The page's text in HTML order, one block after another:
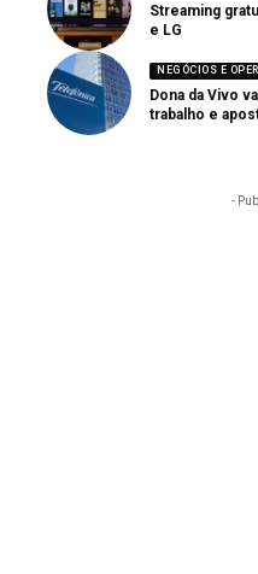
Streaming
e LG
NEGÓCIOS E
Dona da Vivo
trabalho e
-